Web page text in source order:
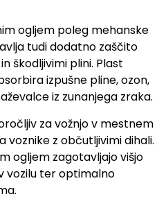
ogljem poleg mehanske
tudi dodatno zaščito
škodljivimi plini. Plast
izpušne pline, ozon,
iz zunanjega zraka.
za vožnjo v mestnem
voznike z občutljivimi dihali.
ogljem zagotavljajo višjo
vozilu ter optimalno